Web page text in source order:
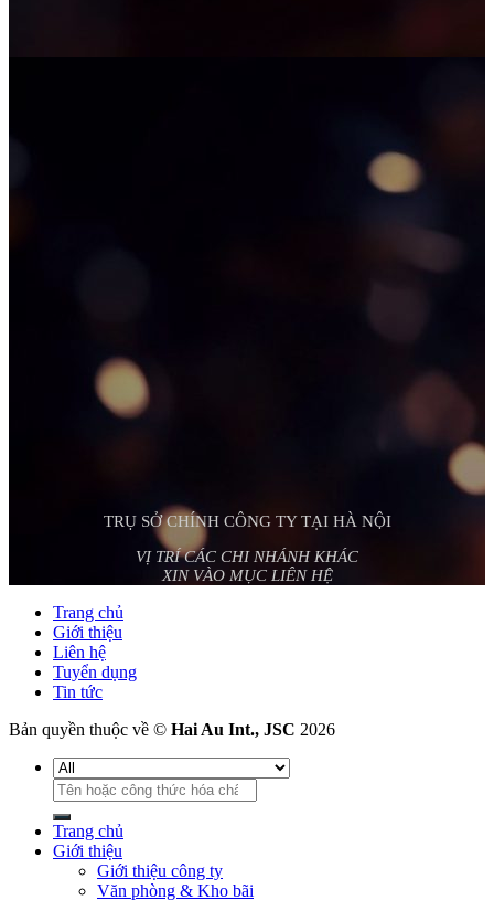
TRỤ SỞ CHÍNH CÔNG TY TẠI HÀ NỘI
VỊ TRÍ CÁC CHI NHÁNH KHÁC
XIN VÀO MỤC LIÊN HỆ
Trang chủ
Giới thiệu
Liên hệ
Tuyển dụng
Tin tức
Bản quyền thuộc về © Hai Au Int., JSC 2026
Tìm
kiếm:
Trang chủ
Giới thiệu
Giới thiệu công ty
Văn phòng & Kho bãi